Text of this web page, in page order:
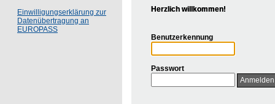
Einwilligungserklärung zur
Datenübertragung an
EUROPASS
Herzlich willkommen!
Benutzerkennung
Passwort